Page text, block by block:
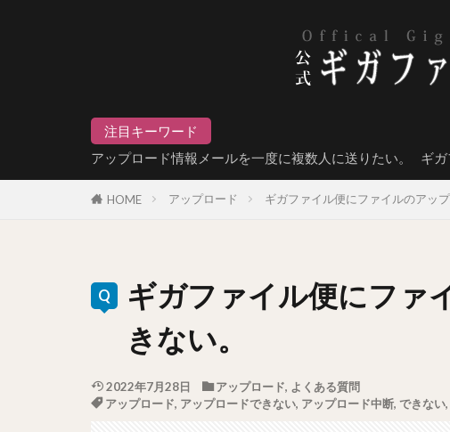
注目キーワード
アップロード情報メールを一度に複数人に送りたい。
ギ
HOME アップロード ギガファイル便にファイルのアッ
ギガファイル便にファ
きない。
2022年7月28日 アップロード, よくある質問
アップロード, アップロードできない, アップロード中断, できない,